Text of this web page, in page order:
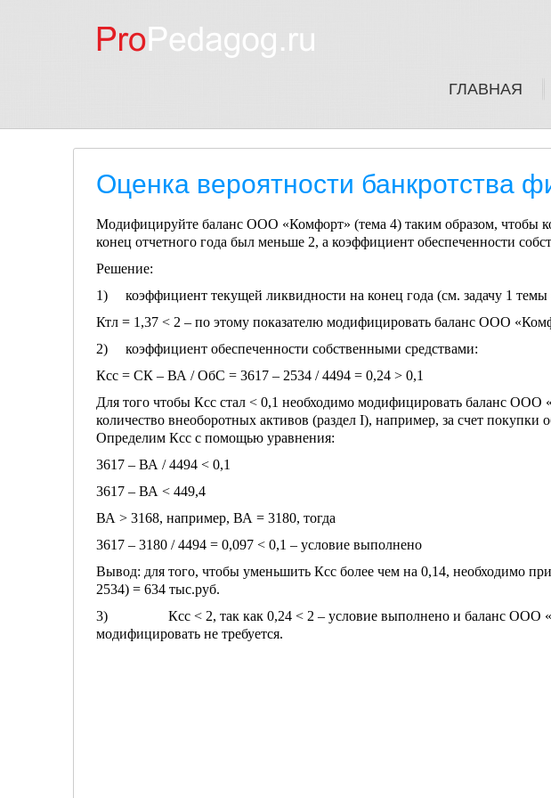
ГЛАВНАЯ
Оценка вероятности банкротства
Модифицируйте баланс ООО «Комфорт» (тема 4) таким образом, чтобы
конец отчетного года был меньше 2, а коэффициент обеспеченности
Решение:
1) коэффициент текущей ликвидности на конец года (см. задачу 1 темы
Ктл = 1,37 < 2 – по этому показателю модифицировать баланс ООО
2) коэффициент обеспеченности собственными средствами:
Ксс = СК – ВА / ОбС = 3617 – 2534 / 4494 = 0,24 > 0,1
Для того чтобы Ксс стал < 0,1 необходимо модифицировать баланс ООО
количество внеоборотных активов (раздел I), например, за счет покупки
Определим Ксс с помощью уравнения:
3617 – ВА / 4494 < 0,1
3617 – ВА < 449,4
ВА > 3168, например, ВА = 3180, тогда
3617 – 3180 / 4494 = 0,097 < 0,1 – условие выполнено
Вывод: для того, чтобы уменьшить Ксс более чем на 0,14, необходимо
2534) = 634 тыс.руб.
3) Ксс < 2, так как 0,24 < 2 – условие выполнено и баланс ООО
модифицировать не требуется.